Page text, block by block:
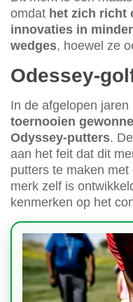
omdat het zich richt
innovaties in
wedges, hoewel ze
Odessey-
In de afgelopen jaren
toernooien
Odyssey-putters.
aan het feit dat dit
putters te maken
merk zelf is
kenmerken op het